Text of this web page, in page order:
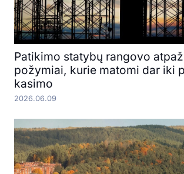
Patikimo statybų rangovo
požymiai, kurie matomi dar iki
kasimo
2026.06.09